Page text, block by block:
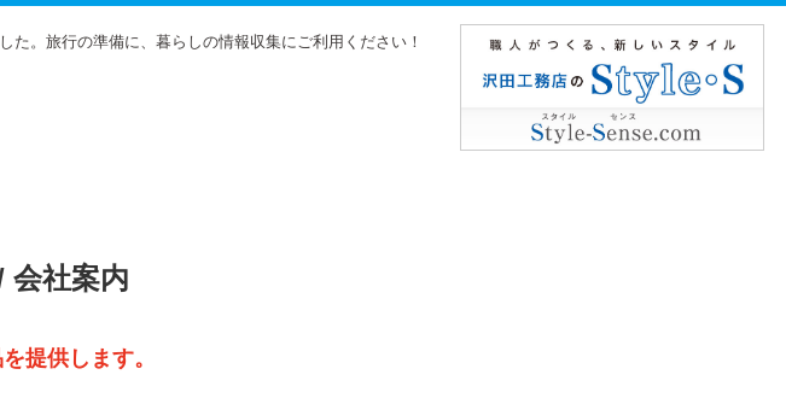
。旅行の準備に、暮らしの情報収集にご利用ください！
会社案内
提供します。